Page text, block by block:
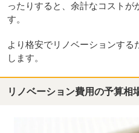
ったりすると、余計なコストが
す。
より格安でリノベーションす
します。
リノベーション費用の予算相